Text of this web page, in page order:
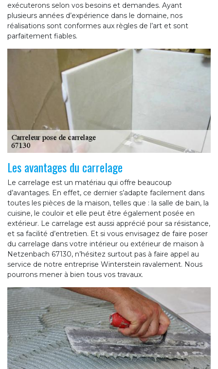
exécuterons selon vos besoins et demandes. Ayant
plusieurs années d’expérience dans le domaine, nos
réalisations sont conformes aux règles de l’art et sont
parfaitement fiables.
Les avantages du carrelage
Le carrelage est un matériau qui offre beaucoup
d’avantages. En effet, ce dernier s’adapte facilement dans
toutes les pièces de la maison, telles que : la salle de bain, la
cuisine, le couloir et elle peut être également posée en
extérieur. Le carrelage est aussi apprécié pour sa résistance,
et sa facilité d’entretien. Et si vous envisagez de faire poser
du carrelage dans votre intérieur ou extérieur de maison à
Netzenbach 67130, n’hésitez surtout pas à faire appel au
service de notre entreprise Winterstein ravalement. Nous
pourrons mener à bien tous vos travaux.